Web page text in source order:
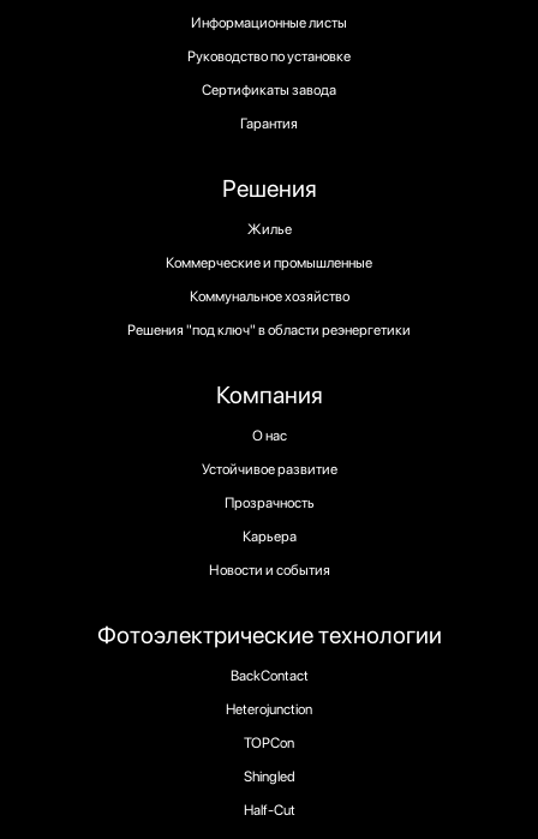
Фотоэлектрические технологии
BackContact
Heterojunction
TOPCon
Shingled
Half-Cut
Компания
О нас
Устойчивое развитие
Прозрачность
Карьера
Новости и события
Решения
Жилье
Коммерческие и промышленные
Коммунальное хозяйство
Решения "под ключ" в области реэнергетики
Информационные листы
Руководство по установке
Сертификаты завода
Гарантия